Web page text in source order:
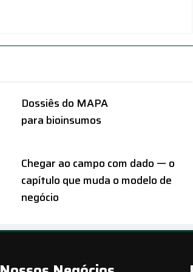
Dossiês do MAPA
para bioinsumos
Chegar ao campo com dado — o
capítulo que muda o modelo de
negócio